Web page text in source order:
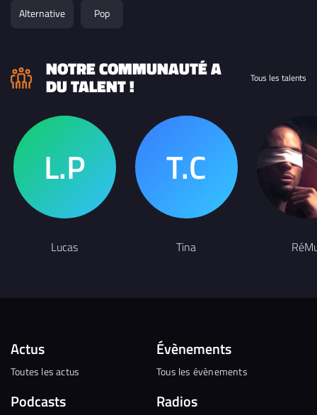
Alternative Pop
NOTRE COMMUNAUTÉ A
DU TALENT ! Tous les talents
Lucas Tina
Actus
Toutes les actus
Podcasts
Évènements
Tous les évènements
Radios